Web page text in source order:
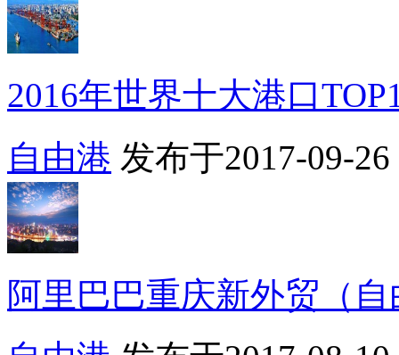
2016年世界十大港口
自由港 发布于2017-09-26
阿里巴巴重庆新外贸（自